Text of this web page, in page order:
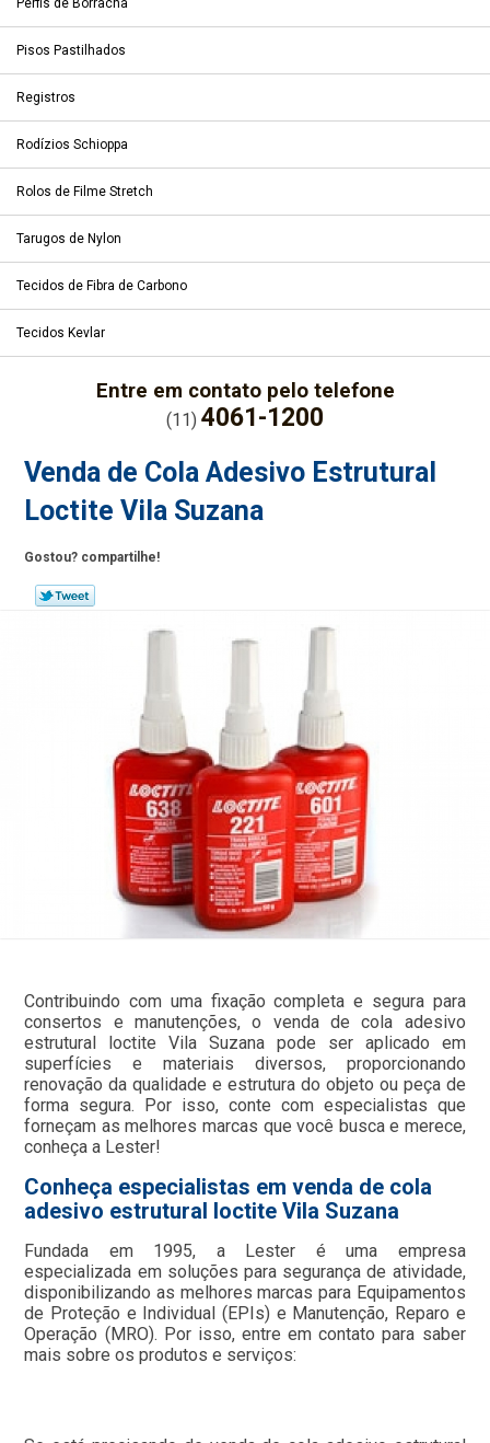
Perfis de Borracha
Pisos Pastilhados
Registros
Rodízios Schioppa
Rolos de Filme Stretch
Tarugos de Nylon
Tecidos de Fibra de Carbono
Tecidos Kevlar
Entre em contato pelo telefone
(11) 4061-1200
Venda de Cola Adesivo Estrutural
Loctite Vila Suzana
Gostou? compartilhe!
Contribuindo com uma fixação completa e segura para
consertos e manutenções, o venda de cola adesivo
estrutural loctite Vila Suzana pode ser aplicado em
superfícies e materiais diversos, proporcionando
renovação da qualidade e estrutura do objeto ou peça de
forma segura. Por isso, conte com especialistas que
forneçam as melhores marcas que você busca e merece,
conheça a Lester!
Conheça especialistas em venda de cola
adesivo estrutural loctite Vila Suzana
Fundada em 1995, a Lester é uma empresa
especializada em soluções para segurança de atividade,
disponibilizando as melhores marcas para Equipamentos
de Proteção e Individual (EPIs) e Manutenção, Reparo e
Operação (MRO). Por isso, entre em contato para saber
mais sobre os produtos e serviços: